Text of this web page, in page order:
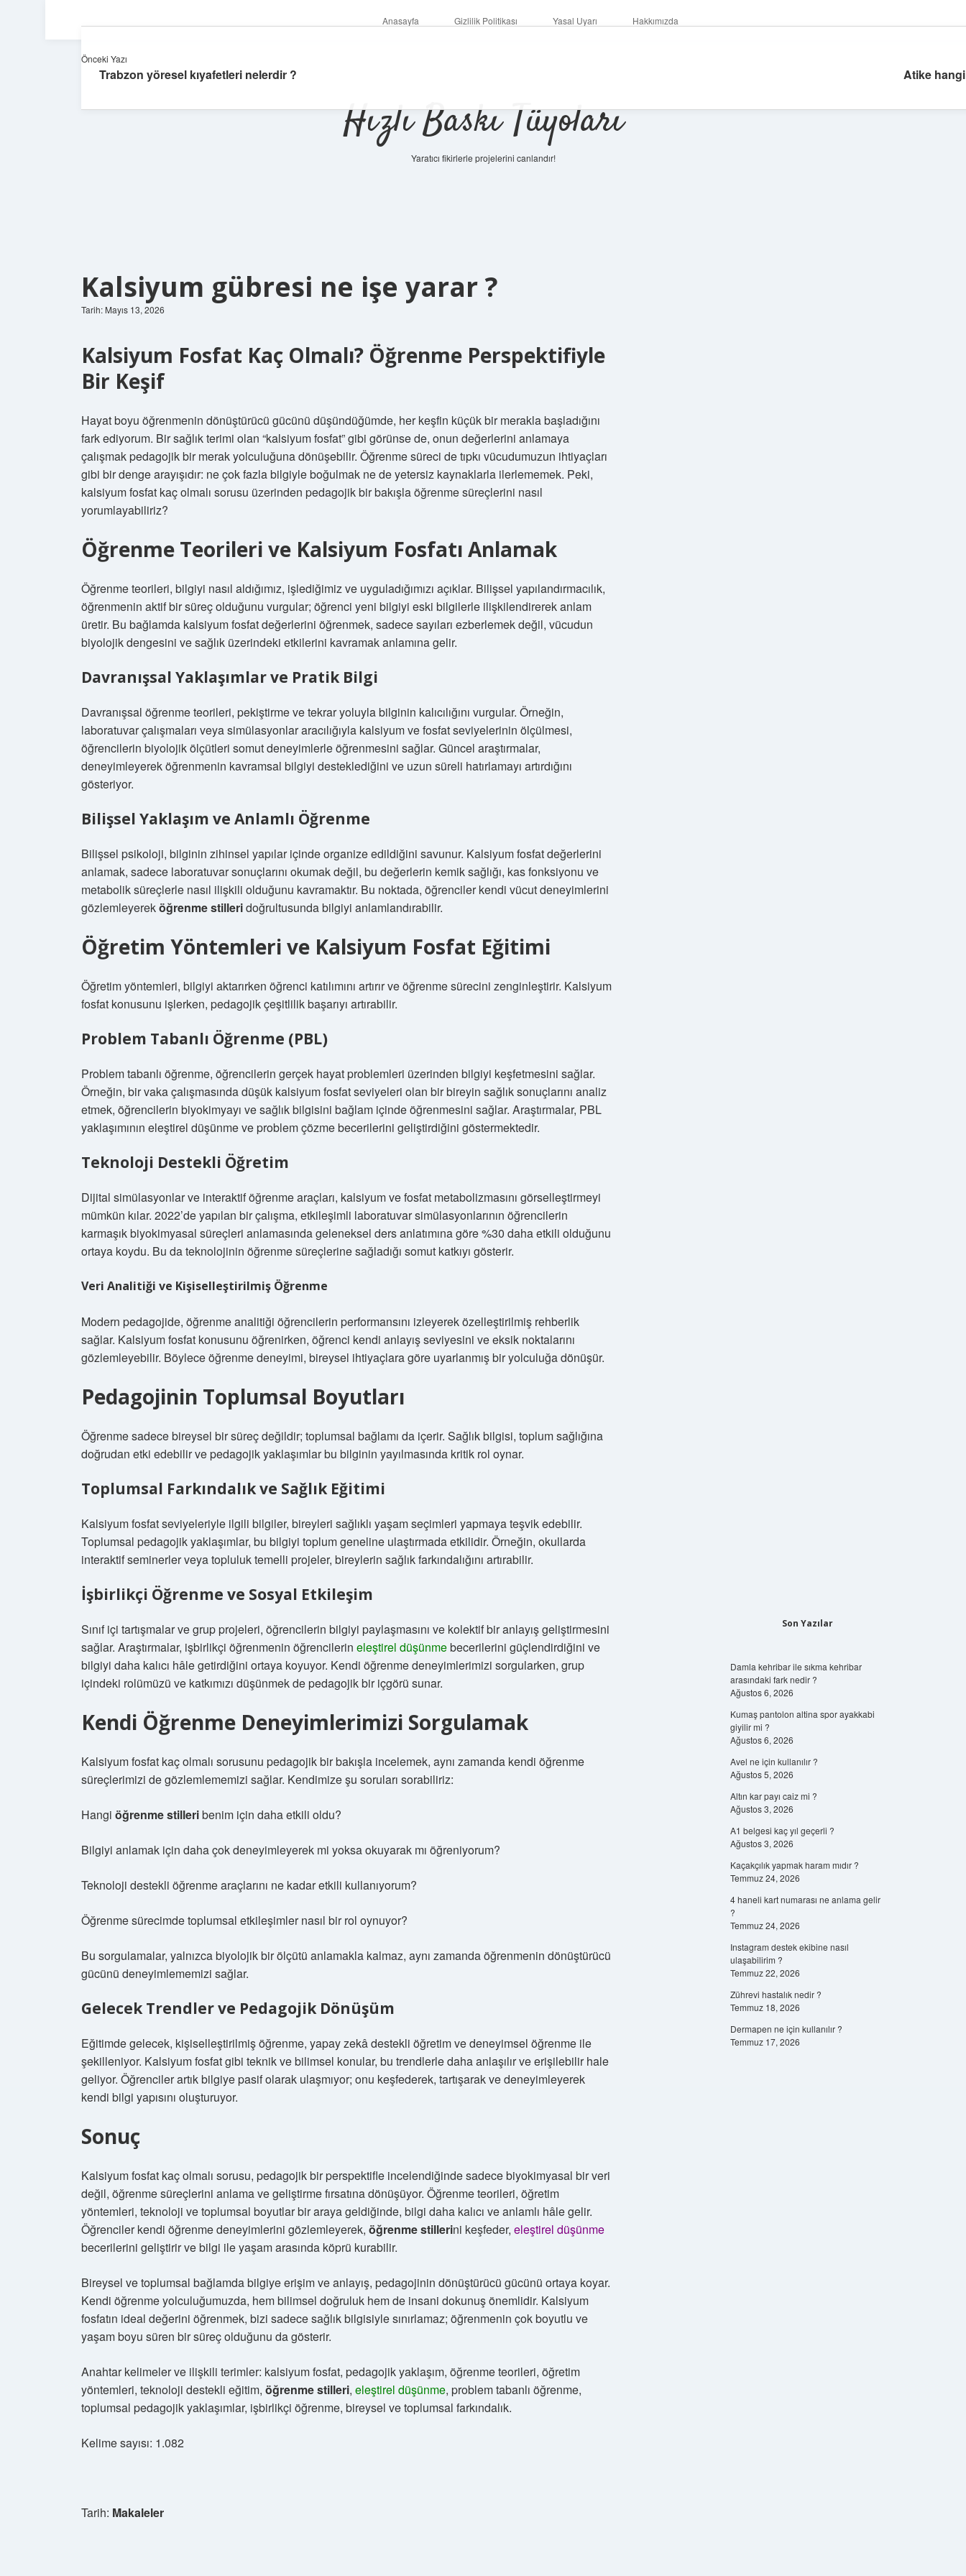
Anasayfa Gizlilik Politikası Yasal Uyarı Hakkımızda
Hızlı Baskı Tüyoları
Yaratıcı fikirlerle projelerini canlandır!
Kalsiyum gübresi ne işe yarar ?
Tarih: Mayıs 13, 2026
Kalsiyum Fosfat Kaç Olmalı? Öğrenme Perspektifiyle
Bir Keşif
Hayat boyu öğrenmenin dönüştürücü gücünü düşündüğümde, her keşfin küçük bir merakla başladığını
fark ediyorum. Bir sağlık terimi olan “kalsiyum fosfat” gibi görünse de, onun değerlerini anlamaya
çalışmak pedagojik bir merak yolculuğuna dönüşebilir. Öğrenme süreci de tıpkı vücudumuzun ihtiyaçları
gibi bir denge arayışıdır: ne çok fazla bilgiyle boğulmak ne de yetersiz kaynaklarla ilerlememek. Peki,
kalsiyum fosfat kaç olmalı sorusu üzerinden pedagojik bir bakışla öğrenme süreçlerini nasıl
yorumlayabiliriz?
Öğrenme Teorileri ve Kalsiyum Fosfatı Anlamak
Öğrenme teorileri, bilgiyi nasıl aldığımız, işlediğimiz ve uyguladığımızı açıklar. Bilişsel yapılandırmacılık,
öğrenmenin aktif bir süreç olduğunu vurgular; öğrenci yeni bilgiyi eski bilgilerle ilişkilendirerek anlam
üretir. Bu bağlamda kalsiyum fosfat değerlerini öğrenmek, sadece sayıları ezberlemek değil, vücudun
biyolojik dengesini ve sağlık üzerindeki etkilerini kavramak anlamına gelir.
Davranışsal Yaklaşımlar ve Pratik Bilgi
Davranışsal öğrenme teorileri, pekiştirme ve tekrar yoluyla bilginin kalıcılığını vurgular. Örneğin,
laboratuvar çalışmaları veya simülasyonlar aracılığıyla kalsiyum ve fosfat seviyelerinin ölçülmesi,
öğrencilerin biyolojik ölçütleri somut deneyimlerle öğrenmesini sağlar. Güncel araştırmalar,
deneyimleyerek öğrenmenin kavramsal bilgiyi desteklediğini ve uzun süreli hatırlamayı artırdığını
gösteriyor.
Bilişsel Yaklaşım ve Anlamlı Öğrenme
Bilişsel psikoloji, bilginin zihinsel yapılar içinde organize edildiğini savunur. Kalsiyum fosfat değerlerini
anlamak, sadece laboratuvar sonuçlarını okumak değil, bu değerlerin kemik sağlığı, kas fonksiyonu ve
metabolik süreçlerle nasıl ilişkili olduğunu kavramaktır. Bu noktada, öğrenciler kendi vücut deneyimlerini
gözlemleyereköğrenme stilleridoğrultusunda bilgiyi anlamlandırabilir.
Öğretim Yöntemleri ve Kalsiyum Fosfat Eğitimi
Öğretim yöntemleri, bilgiyi aktarırken öğrenci katılımını artırır ve öğrenme sürecini zenginleştirir. Kalsiyum
fosfat konusunu işlerken, pedagojik çeşitlilik başarıyı artırabilir.
Problem Tabanlı Öğrenme (PBL)
Problem tabanlı öğrenme, öğrencilerin gerçek hayat problemleri üzerinden bilgiyi keşfetmesini sağlar.
Örneğin, bir vaka çalışmasında düşük kalsiyum fosfat seviyeleri olan bir bireyin sağlık sonuçlarını analiz
etmek, öğrencilerin biyokimyayı ve sağlık bilgisini bağlam içinde öğrenmesini sağlar. Araştırmalar, PBL
yaklaşımının eleştirel düşünme ve problem çözme becerilerini geliştirdiğini göstermektedir.
Teknoloji Destekli Öğretim
Dijital simülasyonlar ve interaktif öğrenme araçları, kalsiyum ve fosfat metabolizmasını görselleştirmeyi
mümkün kılar. 2022’de yapılan bir çalışma, etkileşimli laboratuvar simülasyonlarının öğrencilerin
karmaşık biyokimyasal süreçleri anlamasında geleneksel ders anlatımına göre %30 daha etkili olduğunu
ortaya koydu. Bu da teknolojinin öğrenme süreçlerine sağladığı somut katkıyı gösterir.
Veri Analitiği ve Kişiselleştirilmiş Öğrenme
Modern pedagojide, öğrenme analitiği öğrencilerin performansını izleyerek özelleştirilmiş rehberlik
sağlar. Kalsiyum fosfat konusunu öğrenirken, öğrenci kendi anlayış seviyesini ve eksik noktalarını
gözlemleyebilir. Böylece öğrenme deneyimi, bireysel ihtiyaçlara göre uyarlanmış bir yolculuğa dönüşür.
Pedagojinin Toplumsal Boyutları
Öğrenme sadece bireysel bir süreç değildir; toplumsal bağlamı da içerir. Sağlık bilgisi, toplum sağlığına
doğrudan etki edebilir ve pedagojik yaklaşımlar bu bilginin yayılmasında kritik rol oynar.
Toplumsal Farkındalık ve Sağlık Eğitimi
Kalsiyum fosfat seviyeleriyle ilgili bilgiler, bireyleri sağlıklı yaşam seçimleri yapmaya teşvik edebilir.
Toplumsal pedagojik yaklaşımlar, bu bilgiyi toplum geneline ulaştırmada etkilidir. Örneğin, okullarda
interaktif seminerler veya topluluk temelli projeler, bireylerin sağlık farkındalığını artırabilir.
İşbirlikçi Öğrenme ve Sosyal Etkileşim
Sınıf içi tartışmalar ve grup projeleri, öğrencilerin bilgiyi paylaşmasını ve kolektif bir anlayış geliştirmesini
sağlar. Araştırmalar, işbirlikçi öğrenmenin öğrencilerin eleştirel düşünmebecerilerini güçlendirdiğini ve
bilgiyi daha kalıcı hâle getirdiğini ortaya koyuyor. Kendi öğrenme deneyimlerimizi sorgularken, grup
içindeki rolümüzü ve katkımızı düşünmek de pedagojik bir içgörü sunar.
Kendi Öğrenme Deneyimlerimizi Sorgulamak
Kalsiyum fosfat kaç olmalı sorusunu pedagojik bir bakışla incelemek, aynı zamanda kendi öğrenme
süreçlerimizi de gözlemlememizi sağlar. Kendimize şu soruları sorabiliriz:
Hangi öğrenme stilleribenim için daha etkili oldu?
Bilgiyi anlamak için daha çok deneyimleyerek mi yoksa okuyarak mı öğreniyorum?
Teknoloji destekli öğrenme araçlarını ne kadar etkili kullanıyorum?
Öğrenme sürecimde toplumsal etkileşimler nasıl bir rol oynuyor?
Bu sorgulamalar, yalnızca biyolojik bir ölçütü anlamakla kalmaz, aynı zamanda öğrenmenin dönüştürücü
gücünü deneyimlememizi sağlar.
Gelecek Trendler ve Pedagojik Dönüşüm
Eğitimde gelecek, kişiselleştirilmiş öğrenme, yapay zekâ destekli öğretim ve deneyimsel öğrenme ile
şekilleniyor. Kalsiyum fosfat gibi teknik ve bilimsel konular, bu trendlerle daha anlaşılır ve erişilebilir hale
geliyor. Öğrenciler artık bilgiye pasif olarak ulaşmıyor; onu keşfederek, tartışarak ve deneyimleyerek
kendi bilgi yapısını oluşturuyor.
Sonuç
Kalsiyum fosfat kaç olmalı sorusu, pedagojik bir perspektifle incelendiğinde sadece biyokimyasal bir veri
değil, öğrenme süreçlerini anlama ve geliştirme fırsatına dönüşüyor. Öğrenme teorileri, öğretim
yöntemleri, teknoloji ve toplumsal boyutlar bir araya geldiğinde, bilgi daha kalıcı ve anlamlı hâle gelir.
Öğrenciler kendi öğrenme deneyimlerini gözlemleyerek, öğrenme stillerini keşfeder, eleştirel düşünme
becerilerini geliştirir ve bilgi ile yaşam arasında köprü kurabilir.
Bireysel ve toplumsal bağlamda bilgiye erişim ve anlayış, pedagojinin dönüştürücü gücünü ortaya koyar.
Kendi öğrenme yolculuğumuzda, hem bilimsel doğruluk hem de insani dokunuş önemlidir. Kalsiyum
fosfatın ideal değerini öğrenmek, bizi sadece sağlık bilgisiyle sınırlamaz; öğrenmenin çok boyutlu ve
yaşam boyu süren bir süreç olduğunu da gösterir.
Anahtar kelimeler ve ilişkili terimler: kalsiyum fosfat, pedagojik yaklaşım, öğrenme teorileri, öğretim
yöntemleri, teknoloji destekli eğitim, öğrenme stilleri, eleştirel düşünme, problem tabanlı öğrenme,
toplumsal pedagojik yaklaşımlar, işbirlikçi öğrenme, bireysel ve toplumsal farkındalık.
Kelime sayısı: 1.082
Tarih: Makaleler
Önceki Yazı
Trabzon yöresel kıyafetleri nelerdir ? Atike
Son Yazılar
Damla kehribar ile sıkma kehribar
arasındaki fark nedir ?
Ağustos 6, 2026
Kumaş pantolon altina spor ayakkabi
giyilir mi ?
Ağustos 6, 2026
Avel ne için kullanılır ?
Ağustos 5, 2026
Altın kar payı caiz mi ?
Ağustos 3, 2026
A1 belgesi kaç yıl geçerli ?
Ağustos 3, 2026
Kaçakçılık yapmak haram mıdır ?
Temmuz 24, 2026
4 haneli kart numarası ne anlama gelir
?
Temmuz 24, 2026
Instagram destek ekibine nasıl
ulaşabilirim ?
Temmuz 22, 2026
Zührevi hastalık nedir ?
Temmuz 18, 2026
Dermapen ne için kullanılır ?
Temmuz 17, 2026